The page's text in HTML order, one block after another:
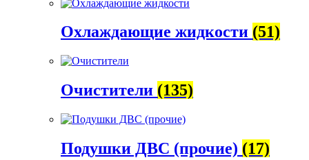
Охлаждающие жидкости (51)
Очистители (135)
Подушки ДВС (прочие) (17)